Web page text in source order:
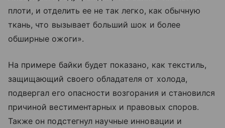
плоти, и отделить ее не так легко, как обычную
ткань, что вызывает больший шок и более
обширные ожоги».
На примере байки будет показано, как текстиль,
защищающий своего обладателя от холода,
подвергал его опасности возгорания и становился
причиной вестиментарных и правовых споров.
Также он подстегнул научные инновации и